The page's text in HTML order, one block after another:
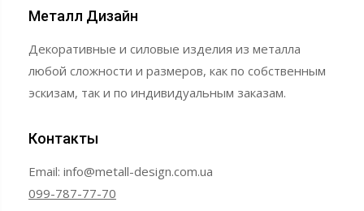
Металл Дизайн
Декоративные и силовые изделия из металла
любой сложности и размеров, как по собственным
эскизам, так и по индивидуальным заказам.
Контакты
Email: info@metall-design.com.ua
099-787-77-70